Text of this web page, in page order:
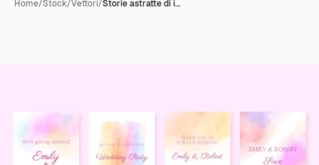
Home/Stock/Vettori/Storie astratte di i…